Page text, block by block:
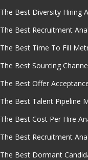
The Best Diversity Hiring
The Best Recruitment
The Best Time To Fill
The Best Sourcing
The Best Offer
The Best Talent Pipeline
The Best Cost Per Hire
The Best Recruitment
The Best Dormant